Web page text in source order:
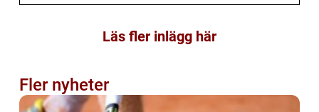
Läs fler inlägg här
Fler nyheter